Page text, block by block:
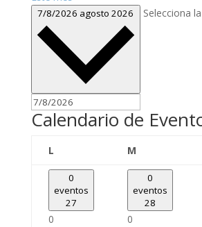
7/8/2026 agosto 2026 Selecciona
Calendario de
L Mmartes
0
eventos
27
0
0
eventos
28
0